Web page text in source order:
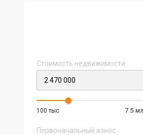
Стоимость недвижимости
100 тыс 7.5
Первоначальный взнос